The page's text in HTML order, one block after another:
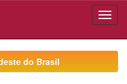
do Brasil